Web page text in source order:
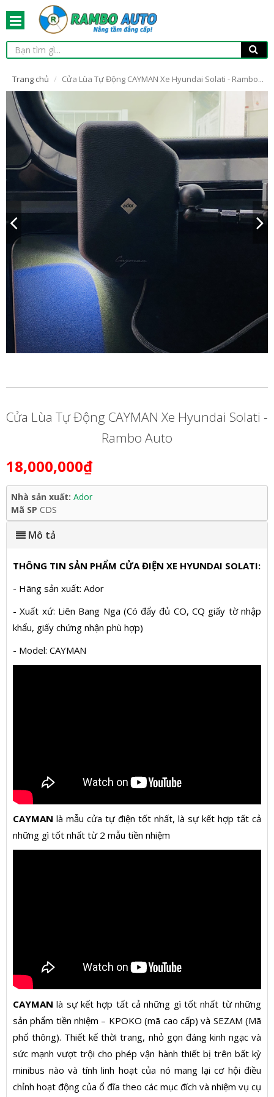
Trang chủ Cửa Lùa Tự Động CAYMAN Xe Hyundai Solati - Rambo...
Cửa Lùa Tự Động CAYMAN Xe Hyundai Solati -
Rambo Auto
18,000,000₫
Nhà sản xuất: Ador
Mã SP CDS
Mô tả
THÔNG TIN SẢN PHẨM CỬA ĐIỆN XE HYUNDAI SOLATI:
- Hãng sản xuất: Ador
- Xuất xứ: Liên Bang Nga (Có đẩy đủ CO, CQ giấy tờ nhập
khẩu, giấy chứng nhận phù hợp)
- Model: CAYMAN
CAYMAN là mẫu cửa tự điện tốt nhất, là sự kết hợp tất cả
những gì tốt nhất từ ​​2 mẫu tiền nhiệm
CAYMAN là sự kết hợp tất cả những gì tốt nhất từ ​​những
sản phẩm tiền nhiệm – KPOKO (mã cao cấp) và SEZAM (Mã
phổ thông). Thiết kế thời trang, nhỏ gọn đáng kinh ngạc và
sức mạnh vượt trội cho phép vận hành thiết bị trên bất kỳ
minibus nào và tính linh hoạt của nó mang lại cơ hội điều
chỉnh hoạt động của ổ đĩa theo các mục đích và nhiệm vụ cụ